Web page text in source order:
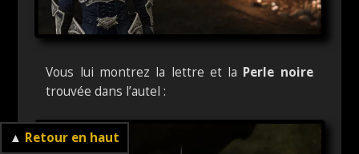
▲ Retour en haut
Vous lui montrez la lettre et la Perle noire
trouvée dans l’autel :